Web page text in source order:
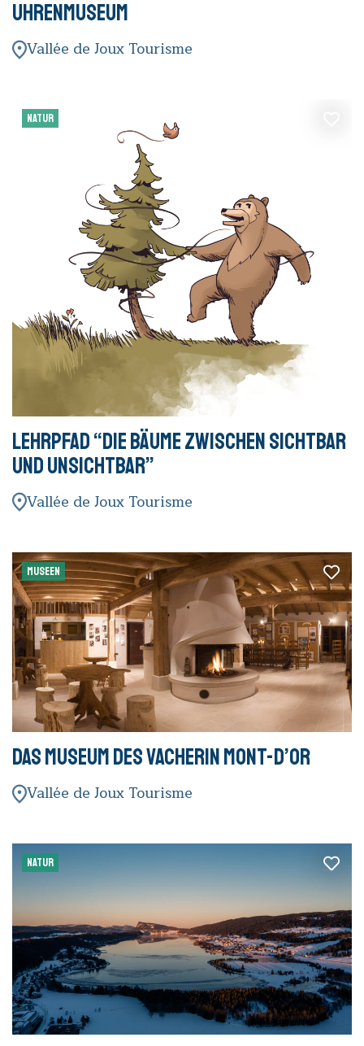
Uhrenmuseum
Vallée de Joux Tourisme
NATUR
Lehrpfad “Die Bäume zwischen sichtbar
und unsichtbar”
Vallée de Joux Tourisme
MUSEEN
Das Museum des Vacherin Mont-d’Or
Vallée de Joux Tourisme
NATUR